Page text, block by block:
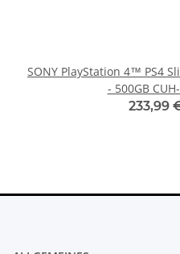
SONY PlayStation 4™ PS4
- 500GB
233,99